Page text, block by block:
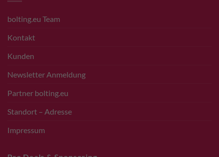
bolting.eu Team
Kontakt
Kunden
Newsletter Anmeldung
Partner bolting.eu
Standort – Adresse
Impressum